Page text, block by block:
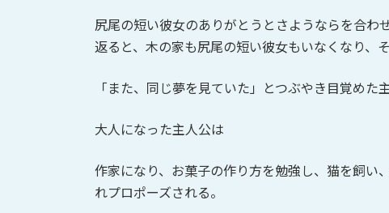
尻尾の短い彼女のありがとうとさようならを合わ
返ると、木の家も尻尾の短い彼女もいなくなり、
「また、同じ夢を見ていた」とつぶやき目覚めた
大人になった主人公は
作家になり、お菓子の作り方を勉強し、猫を飼い
れプロポーズされる。